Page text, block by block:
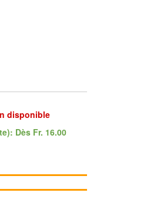
disponible
Dès Fr. 16.00